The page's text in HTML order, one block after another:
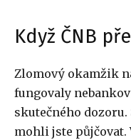
Když ČNB
Zlomový okamžik
fungovaly
skutečného
mohli jste půjčovat.